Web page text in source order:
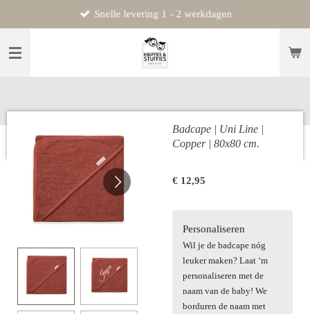
direct
naar
Snelle levering 1 - 2 werkdagen
Badcape | Uni Line |
Copper | 80x80 cm.
€ 12,95
Personaliseren
Wil je de badcape nóg
leuker maken? Laat ‘m
personaliseren met de
naam van de baby! We
borduren de naam met